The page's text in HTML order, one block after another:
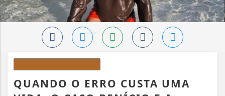
QUANDO O ERRO CUSTA UMA